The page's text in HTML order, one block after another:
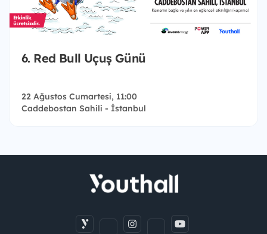
6. Red Bull Uçuş Günü
22 Ağustos Cumartesi, 11:00
Caddebostan Sahili - İstanbul